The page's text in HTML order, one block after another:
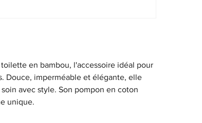
en bambou, l'accessoire idéal pour
Douce, imperméable et élégante, elle
avec style. Son pompon en coton
unique.